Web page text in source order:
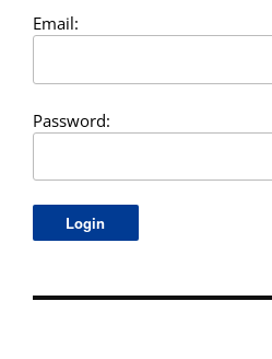
Email:
Password: